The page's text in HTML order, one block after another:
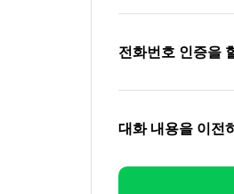
전화번호 인증을
대화 내용을 이전